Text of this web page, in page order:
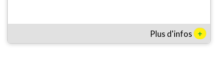
Plus d'infos +